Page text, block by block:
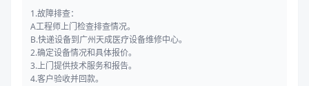
1.故障排查：
A工程师上门检查排查情况。
B.快递设备到广州天成医疗设备维修中心。
2.确定设备情况和具体报价。
3.上门提供技术服务和报告。
4.客户验收并回款。